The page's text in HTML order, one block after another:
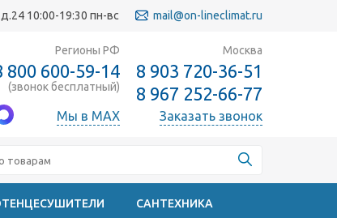
10:00-19:30 пн-вс mail@on-lineclimat.ru
Регионы РФ
800 600-59-14
(звонок бесплатный)
Мы в MAX
Москва
8 903 720-36-51
8 967 252-66-77
Заказать звонок
САНТЕХНИКА